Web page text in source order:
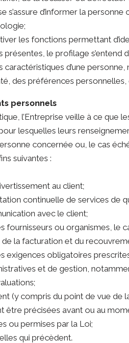
s’assure d’informer la personne
les fonctions permettant
présentes, le profilage
caractéristiques d’une
des préférences
personnels
l’Entreprise veille à ce que
lesquelles leurs
concernée ou, le cas
suivantes :
au client;
continuelle de services de
avec le client;
fournisseurs ou organismes, le
de la facturation et du
exigences obligatoires
et de gestion,
(y compris du point de vue de
être précisées avant ou au
ou permises par la Loi;
qui précèdent.